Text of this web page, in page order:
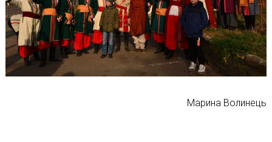
Марина Волинець